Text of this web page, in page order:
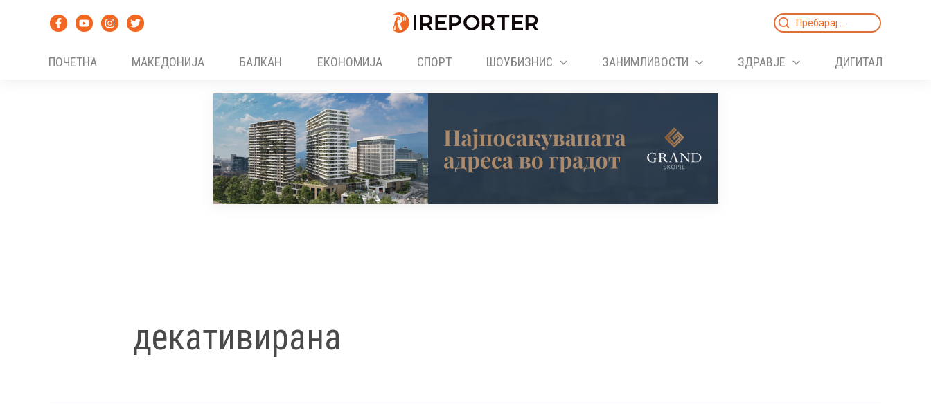
Search
ПОЧЕТНА
МАКЕДОНИЈА БАЛКАН ЕКОНОМИЈА СПОРТ ШОУБИЗНИС ЗАНИМЛИВОСТИ ЗДРАВЈЕ ДИГИТАЛ
декативирана